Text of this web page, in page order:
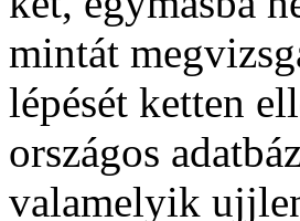
mintát
lépését ketten
országos
valamelyik